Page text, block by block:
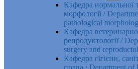
Кафедра нормальної
морфології /
pathological
Кафедра ветеринарної
репродуктології /
surgery and
Кафедра гігієни,
права / Department of